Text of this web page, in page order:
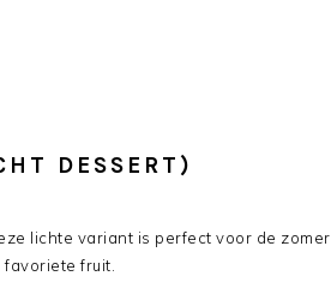
DESSERT)
lichte variant is perfect voor de zomer
fruit.